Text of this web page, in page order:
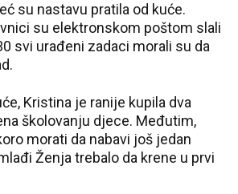
su nastavu pratila od kuće.
su elektronskom poštom slali
svi urađeni zadaci morali su da
Kristina je ranije kupila dva
školovanju djece. Međutim,
morati da nabavi još jedan
Ženja trebalo da krene u prvi